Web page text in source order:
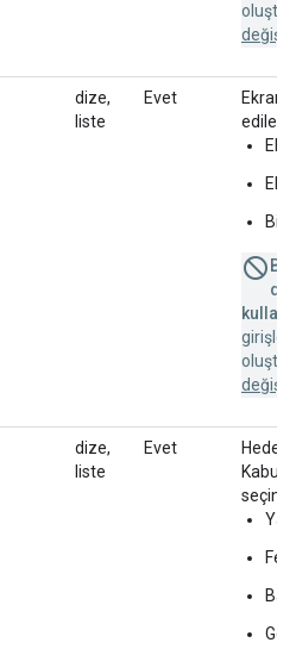
dize,
liste
Evet
girişler,
dize,
liste
Evet
Kabul
seçin: